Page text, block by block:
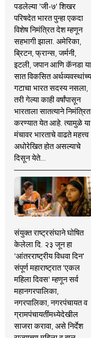
पडलेल्या 'जी-७' शिखर
परिषदेत भारत पुन्हा एकदा
विशेष निमंत्रित देश म्हणून
सहभागी झाला. अमेरिका,
ब्रिटन, फ्रान्स, जर्मनी,
इटली, जपान आणि कॅनडा या
सात विकसित
गटाचा भारत सदस्य नसला,
तरी गेल्या काही वर्षांपासून
भारताला सातत्याने निमंत्रित
करण्यात येत आहे. त्यामुळे या
मंचावर भारताचे वाढते महत्त्व
अधोरेखित होत असल्याचे
दिसून येते...
संयुक्त राष्ट्रसंघाने घोषित
केलेला दि. २३ जून हा
'आंतरराष्ट्रीय विधवा दिन'
संपूर्ण महाराष्ट्रात 'एकल
महिला दिवस' म्हणून सर्व
महानगरपालिका,
नगरपालिका, नगरपंचायत व
ग्रामपंचायतींमध्येदेखील
साजरा करावा, असे निर्देश